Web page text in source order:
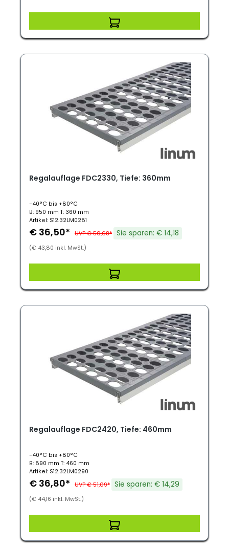
Regalauflage FDC2330, Tiefe: 360mm
-40°C bis +80°C
B: 950 mm T: 360 mm
Artikel: S12.32LM0281
€ 36,50* UVP € 50,68* Sie sparen: € 14,18
(€ 43,80 inkl. MwSt.)
Regalauflage FDC2420, Tiefe: 460mm
-40°C bis +80°C
B: 890 mm T: 460 mm
Artikel: S12.32LM0290
€ 36,80* UVP € 51,09* Sie sparen: € 14,29
(€ 44,16 inkl. MwSt.)